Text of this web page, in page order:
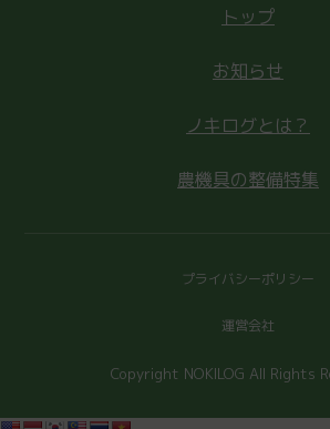
トップ
お知らせ
ノキログとは？
農機具の整備特集
プライバシーポリシー
運営会社
Copyright NOKILOG All Rights